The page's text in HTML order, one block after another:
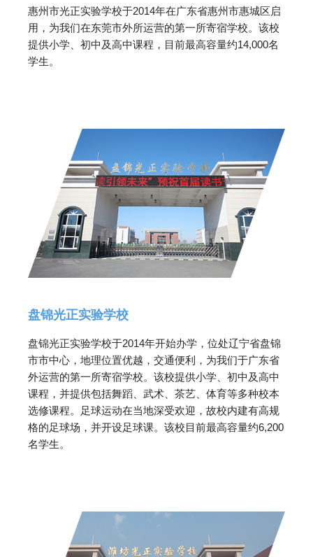
惠州市光正实验学校于2014年在广东省惠州市惠城区启
用，为我们在东莞市外所运营的第一所寄宿学校。该校
提供小学、初中及高中课程，目前最高容量约14,000名
学生。
盘锦光正实验学校
盘锦光正实验学校于2014年开始办学，位处辽宁省盘锦
市市中心，地理位置优越，交通便利，为我们于广东省
外运营的第一所寄宿学校。该校提供小学、初中及高中
课程，并提供包括舞蹈、武术、茶艺、体育等多种校本
选修课程。足球运动在当地深受欢迎，故校内建有高规
格的足球场，并开设足球课。该校目前最高容量约6,200
名学生。